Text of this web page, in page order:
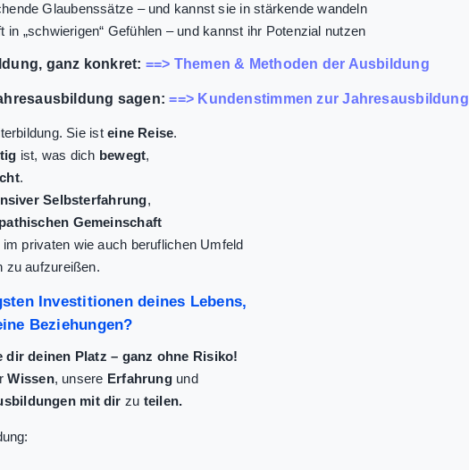
Glaubenssätze – und kannst sie in stärkende wandeln
in „schwierigen“ Gefühlen – und kannst ihr Potenzial nutzen
ganz konkret: ==> Themen & Methoden der Ausbildung
sagen: ==> Kundenstimmen zur Jahresausbildung
Sie isteine Reise.
ist, was dich bewegt,
.
Selbsterfahrung,
Gemeinschaft
im privaten wie auch beruflichen Umfeld
zu aufzureißen.
Investitionen deines Lebens,
Beziehungen?
deinen Platz – ganz ohne Risiko!
Wissen, unsere Erfahrungund
mit dir zu teilen.